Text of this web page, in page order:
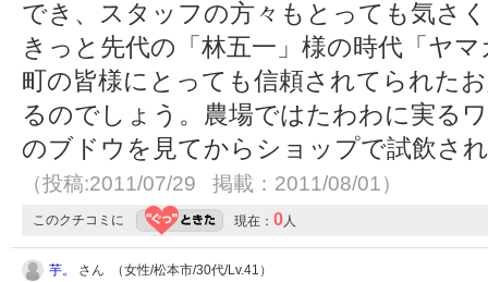
でき、スタッフの方々もとっても気さ
きっと先代の「林五一」様の時代「ヤ
町の皆様にとっても信頼されてられた
るのでしょう。農場ではたわわに実る
のブドウを見てからショップで試飲さ
（投稿:2011/07/29 掲載：2011/08/01）
このクチコミに 現在： 0人
芋。 さん （女性/松本市/30代/Lv.41）